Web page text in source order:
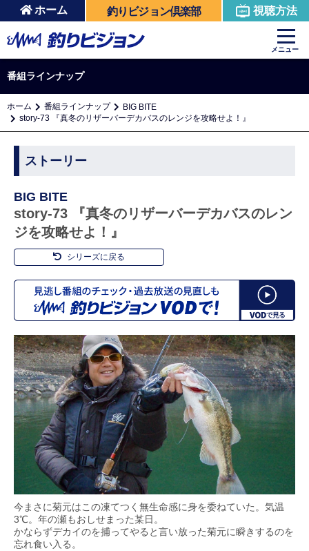
ホーム 釣りビジョン倶楽部 視聴方法
メニュー
番組ラインナップ
ホーム 番組ラインナップ
BIG BITE
story-73 『真冬のリザーバーデカバスのレンジを攻略せよ！』
ストーリー
BIG BITE
story-73 『真冬のリザーバーデカバスのレン
ジを攻略せよ！』
シリーズに戻る
今まさに菊元はこの凍てつく無生命感に身を委ねていた。気温
3℃。年の瀬もおしせまった某日。
かならずデカイのを捕ってやると言い放った菊元に瞬きするのを
忘れ食い入る。